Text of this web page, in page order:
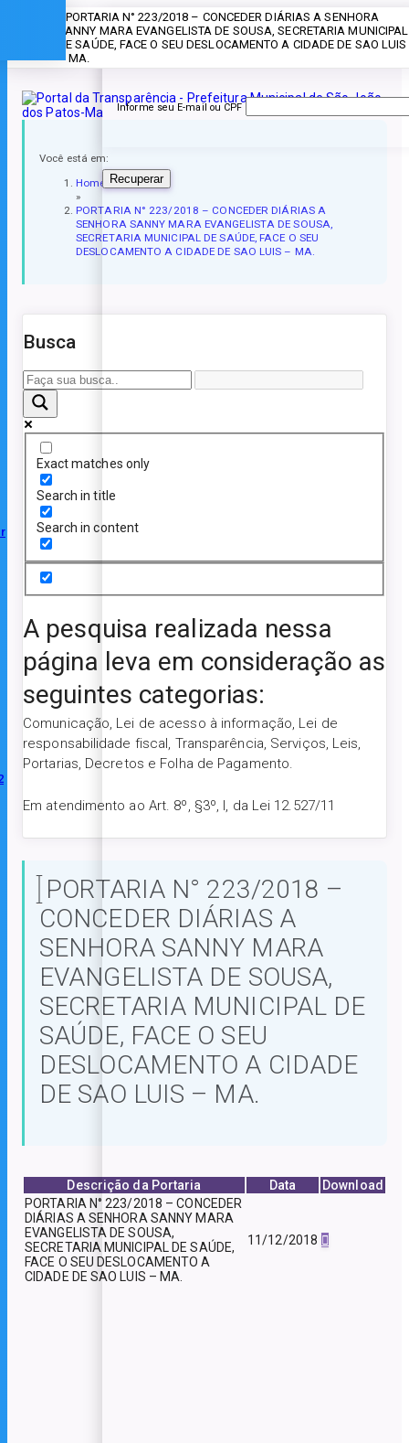
» PORTARIA N° 223/2018 – CONCEDER DIÁRIAS A SENHORA
SANNY MARA EVANGELISTA DE SOUSA, SECRETARIA MUNICIPAL
DE SAÚDE, FACE O SEU DESLOCAMENTO A CIDADE DE SAO LUIS
– MA.
Você está em:
Home
»
PORTARIA N° 223/2018 – CONCEDER DIÁRIAS A
SENHORA SANNY MARA EVANGELISTA DE SOUSA,
SECRETARIA MUNICIPAL DE SAÚDE, FACE O SEU
DESLOCAMENTO A CIDADE DE SAO LUIS – MA.
Busca
Exact matches only
Search in title
Search in content
A pesquisa realizada nessa
página leva em consideração as
seguintes categorias:
Comunicação, Lei de acesso à informação, Lei de
responsabilidade fiscal, Transparência, Serviços, Leis,
Portarias, Decretos e Folha de Pagamento.
Em atendimento ao Art. 8º, §3º, I, da Lei 12.527/11
PORTARIA N° 223/2018 –
CONCEDER DIÁRIAS A
SENHORA SANNY MARA
EVANGELISTA DE SOUSA,
SECRETARIA MUNICIPAL DE
SAÚDE, FACE O SEU
DESLOCAMENTO A CIDADE
DE SAO LUIS – MA.
Descrição da Portaria Data
Download
PORTARIA N° 223/2018 – CONCEDER
DIÁRIAS A SENHORA SANNY MARA
EVANGELISTA DE SOUSA,
SECRETARIA MUNICIPAL DE SAÚDE,
FACE O SEU DESLOCAMENTO A
CIDADE DE SAO LUIS – MA.
11/12/2018
Esqueceu a senha?
Informe seu E-mail ou CPF
Recuperar